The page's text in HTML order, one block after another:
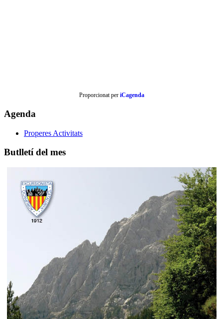
Proporcionat per iCagenda
Agenda
Properes Activitats
Butlletí del mes